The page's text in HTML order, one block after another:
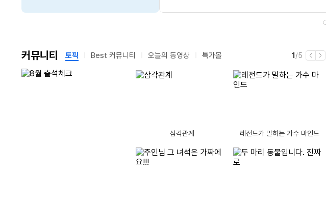
1
커뮤니티 토픽 Best 커뮤니티 오늘의 동영상 특가몰
삼각관계 레전드가 말하는 가수 마인드
제트보트의 미친 순발력
이번에 처음 pc를 사려합니다.
B850m박격포+3SYS RC1800쿨러 사용중인데 5080 간섭여부
호환성 여부 질문드립니다.
글
눈
10 글제목
글
12 글제목
토요일 오후네요
글
14
(8)
글제목
오디세이 100만 돌파 (공식)
39도 날씨에 야장 때리는 미친 맥주축제 스와이프는 끝, AI가 상대 정해주는 데이팅 '디토'
남
남
남
은
현
1 전
/5
이 다